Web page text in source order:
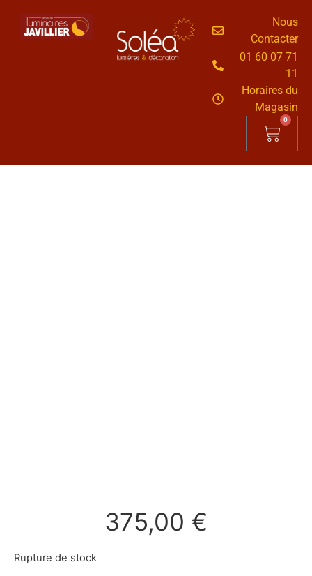
Nous
Contacter
01 60 07 71
11
Horaires du
Magasin
0
375,00 €
Rupture de stock